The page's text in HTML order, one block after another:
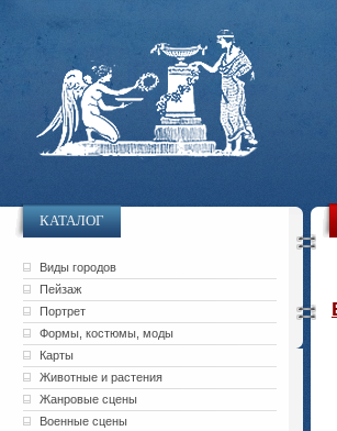
КАТАЛОГ
Виды городов
Пейзаж
Портрет
Формы, костюмы, моды
Карты
Животные и растения
Жанровые сцены
Военные сцены